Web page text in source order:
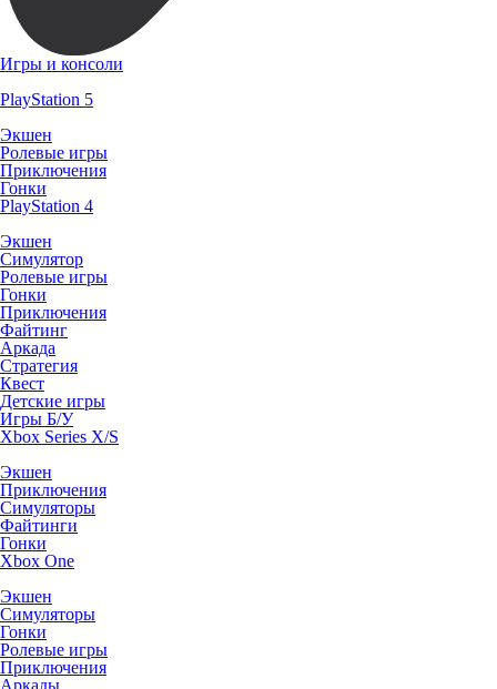
Игры и консоли
PlayStation 5
Экшен
Ролевые игры
Приключения
Гонки
PlayStation 4
Экшен
Симулятор
Ролевые игры
Гонки
Приключения
Файтинг
Аркада
Стратегия
Квест
Детские игры
Игры Б/У
Xbox Series X/S
Экшен
Приключения
Симуляторы
Файтинги
Гонки
Xbox One
Экшен
Симуляторы
Гонки
Ролевые игры
Приключения
Аркады